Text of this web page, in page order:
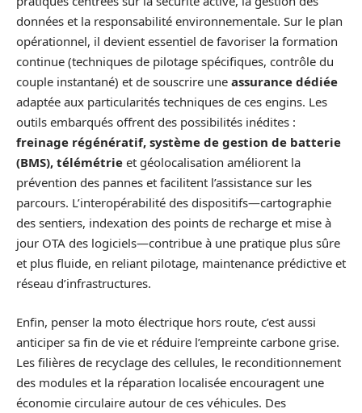
données et la responsabilité environnementale. Sur le plan
opérationnel, il devient essentiel de favoriser la formation
continue (techniques de pilotage spécifiques, contrôle du
couple instantané) et de souscrire une assurance dédiée
adaptée aux particularités techniques de ces engins. Les
outils embarqués offrent des possibilités inédites :
freinage régénératif, système de gestion de batterie
(BMS), télémétrie et géolocalisation améliorent la
prévention des pannes et facilitent l’assistance sur les
parcours. L’interopérabilité des dispositifs—cartographie
des sentiers, indexation des points de recharge et mise à
jour OTA des logiciels—contribue à une pratique plus sûre
et plus fluide, en reliant pilotage, maintenance prédictive et
réseau d’infrastructures.
Enfin, penser la moto électrique hors route, c’est aussi
anticiper sa fin de vie et réduire l’empreinte carbone grise.
Les filières de recyclage des cellules, le reconditionnement
des modules et la réparation localisée encouragent une
économie circulaire autour de ces véhicules. Des